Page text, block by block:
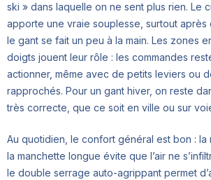
ski » dans laquelle on ne sent plus rien. Le
apporte une vraie souplesse, surtout après
le gant se fait un peu à la main. Les zones
doigts jouent leur rôle : les commandes
actionner, même avec de petits leviers ou
rapprochés. Pour un gant hiver, on reste
très correcte, que ce soit en ville ou sur
Au quotidien, le confort général est bon : la
la manchette longue évite que l’air ne
le double serrage auto-agrippant permet